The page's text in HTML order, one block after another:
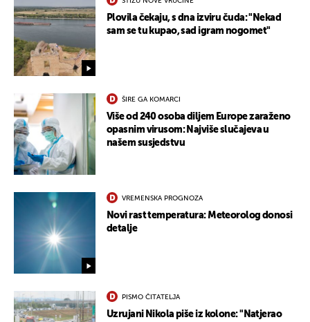
Plovila čekaju, s dna izviru čuda: "Nekad
sam se tu kupao, sad igram nogomet"
ŠIRE GA KOMARCI
Više od 240 osoba diljem Europe zaraženo
opasnim virusom: Najviše slučajeva u
našem susjedstvu
VREMENSKA PROGNOZA
Novi rast temperatura: Meteorolog donosi
detalje
PISMO ČITATELJA
Uzrujani Nikola piše iz kolone: "Natjerao